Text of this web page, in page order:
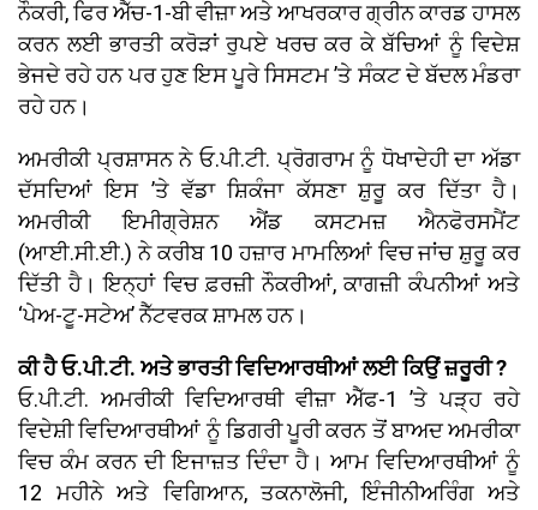
ਨੌਕਰੀ, ਫਿਰ ਐੱਚ-1-ਬੀ ਵੀਜ਼ਾ ਅਤੇ ਆਖਰਕਾਰ ਗ੍ਰੀਨ ਕਾਰਡ ਹਾਸਲ
ਕਰਨ ਲਈ ਭਾਰਤੀ ਕਰੋੜਾਂ ਰੁਪਏ ਖਰਚ ਕਰ ਕੇ ਬੱਚਿਆਂ ਨੂੰ ਵਿਦੇਸ਼
ਭੇਜਦੇ ਰਹੇ ਹਨ ਪਰ ਹੁਣ ਇਸ ਪੂਰੇ ਸਿਸਟਮ ’ਤੇ ਸੰਕਟ ਦੇ ਬੱਦਲ ਮੰਡਰਾ
ਰਹੇ ਹਨ।
ਅਮਰੀਕੀ ਪ੍ਰਸ਼ਾਸਨ ਨੇ ਓ.ਪੀ.ਟੀ. ਪ੍ਰੋਗਰਾਮ ਨੂੰ ਧੋਖਾਦੇਹੀ ਦਾ ਅੱਡਾ
ਦੱਸਦਿਆਂ ਇਸ ’ਤੇ ਵੱਡਾ ਸ਼ਿਕੰਜਾ ਕੱਸਣਾ ਸ਼ੁਰੂ ਕਰ ਦਿੱਤਾ ਹੈ।
ਅਮਰੀਕੀ ਇਮੀਗ੍ਰੇਸ਼ਨ ਐਂਡ ਕਸਟਮਜ਼ ਐਨਫੋਰਸਮੈਂਟ
(ਆਈ.ਸੀ.ਈ.) ਨੇ ਕਰੀਬ 10 ਹਜ਼ਾਰ ਮਾਮਲਿਆਂ ਵਿਚ ਜਾਂਚ ਸ਼ੁਰੂ ਕਰ
ਦਿੱਤੀ ਹੈ। ਇਨ੍ਹਾਂ ਵਿਚ ਫ਼ਰਜ਼ੀ ਨੌਕਰੀਆਂ, ਕਾਗਜ਼ੀ ਕੰਪਨੀਆਂ ਅਤੇ
‘ਪੇਅ-ਟੂ-ਸਟੇਅ’ ਨੈੱਟਵਰਕ ਸ਼ਾਮਲ ਹਨ।
ਕੀ ਹੈ ਓ.ਪੀ.ਟੀ. ਅਤੇ ਭਾਰਤੀ ਵਿਦਿਆਰਥੀਆਂ ਲਈ ਕਿਉਂ ਜ਼ਰੂਰੀ ?
ਓ.ਪੀ.ਟੀ. ਅਮਰੀਕੀ ਵਿਦਿਆਰਥੀ ਵੀਜ਼ਾ ਐੱਫ-1 ’ਤੇ ਪੜ੍ਹ ਰਹੇ
ਵਿਦੇਸ਼ੀ ਵਿਦਿਆਰਥੀਆਂ ਨੂੰ ਡਿਗਰੀ ਪੂਰੀ ਕਰਨ ਤੋਂ ਬਾਅਦ ਅਮਰੀਕਾ
ਵਿਚ ਕੰਮ ਕਰਨ ਦੀ ਇਜਾਜ਼ਤ ਦਿੰਦਾ ਹੈ। ਆਮ ਵਿਦਿਆਰਥੀਆਂ ਨੂੰ
12 ਮਹੀਨੇ ਅਤੇ ਵਿਗਿਆਨ, ਤਕਨਾਲੋਜੀ, ਇੰਜੀਨੀਅਰਿੰਗ ਅਤੇ